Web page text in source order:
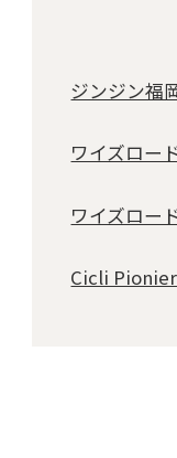
ジンジン福
ワイズロー
ワイズロー
Cicli